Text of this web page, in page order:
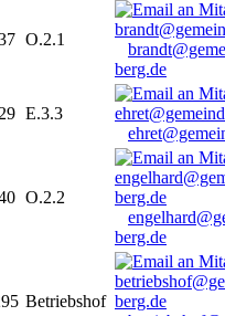
O.2.1
berg.de
E.3.3
O.2.2
berg.de
Betriebshof